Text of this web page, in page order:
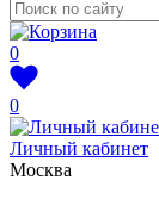
0
0
Личный кабинет
Москва